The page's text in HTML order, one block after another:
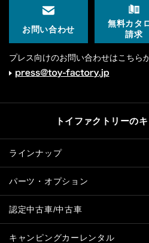
お問い合わせ
無料カタ
請求
プレス向けのお問い合わせはこちら
トイファクトリーの
ラインナップ
パーツ・オプション
認定中古車/中古車
キャンピングカーレンタル